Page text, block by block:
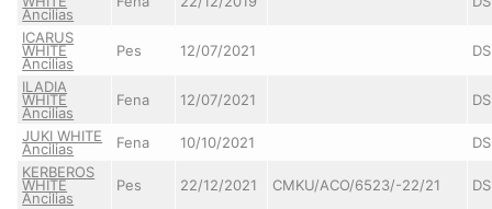
Ancilias
ICARUS
WHITE
Ancilias
Pes 12/07/2021 DS
ILADIA
WHITE
Ancilias
Fena 12/07/2021 DS
JUKI WHITE
Ancilias Fena 10/10/2021
DS
KERBEROS
WHITE
Ancilias
Pes 22/12/2021 CMKU/ACO/6523/-22/21 DS